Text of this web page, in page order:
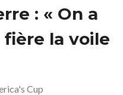
: « On a
la voile
Cup